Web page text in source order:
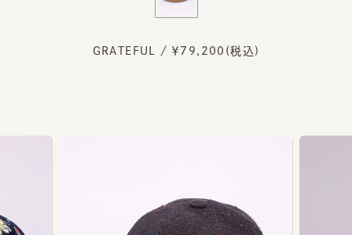
GRATEFUL / ￥79,200(税込)